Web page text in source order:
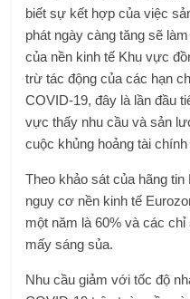
biết sự kết hợp của việc
phát ngày càng tăng sẽ
của nền kinh tế Khu vực
trừ tác động của các hạn
COVID-19, đây là lần đầu
vực thấy nhu cầu và sản
cuộc khủng hoảng tài
Theo khảo sát của hãng
nguy cơ nền kinh tế
một năm là 60% và các
mấy sáng sủa.
Nhu cầu giảm với tốc độ